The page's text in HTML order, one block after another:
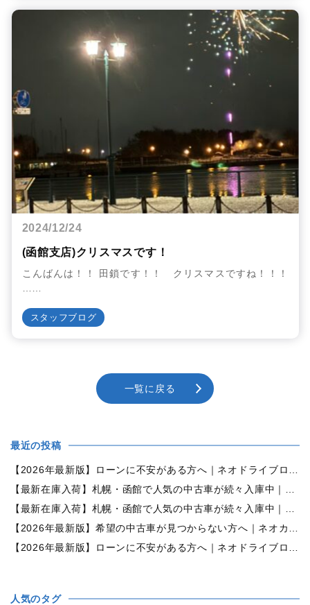
2024/12/24
(函館支店)クリスマスです！
こんばんは！！ 田鎖です！！ クリスマスですね！！！
スタッフブログ
一覧に戻る
最近の投稿
人気のタグ